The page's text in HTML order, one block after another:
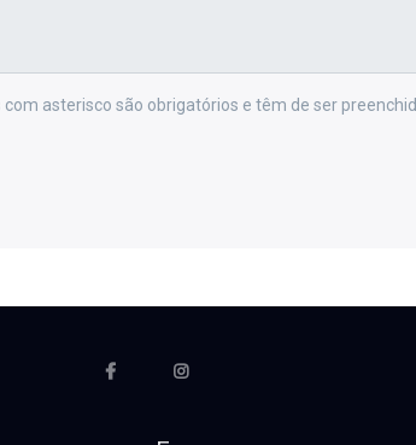
asterisco são obrigatórios e têm de ser